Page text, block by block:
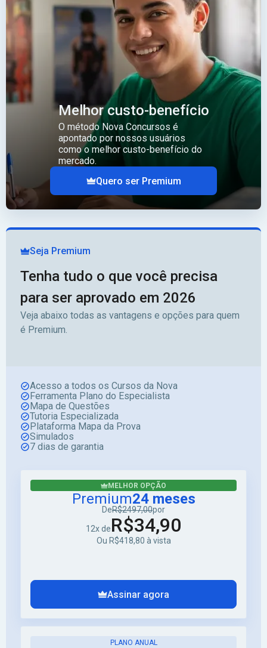
Melhor custo-benefício
O método Nova Concursos é
apontado por nossos usuários
como o melhor custo-benefício do
mercado.
Quero ser Premium
Seja Premium
Tenha tudo o que você precisa
para ser aprovado em 2026
Veja abaixo todas as vantagens e opções para quem
é Premium.
Acesso a todos os Cursos da Nova
Ferramenta Plano do Especialista
Mapa de Questões
Tutoria Especializada
Plataforma Mapa da Prova
Simulados
7 dias de garantia
MELHOR OPÇÃO
Premium24 meses
DeR$2497,00por
12x deR$34,90
Ou R$418,80 à vista
Assinar agora
PLANO ANUAL